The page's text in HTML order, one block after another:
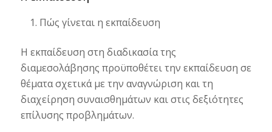
Πώς γίνεται η εκπαίδευση
Η εκπαίδευση στη διαδικασία της
διαμεσολάβησης προϋποθέτει την εκπαίδευση σε
θέματα σχετικά με την αναγνώριση και τη
διαχείρηση συναισθημάτων και στις δεξιότητες
επίλυσης προβλημάτων.